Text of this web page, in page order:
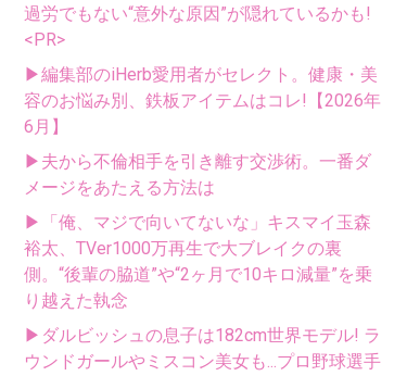
過労でもない“意外な原因”が隠れているかも!
<PR>
▶編集部のiHerb愛用者がセレクト。健康・美
容のお悩み別、鉄板アイテムはコレ!【2026年
6月】
▶夫から不倫相手を引き離す交渉術。一番ダ
メージをあたえる方法は
▶「俺、マジで向いてないな」キスマイ玉森
裕太、TVer1000万再生で大ブレイクの裏
側。“後輩の脇道”や“2ヶ月で10キロ減量”を乗
り越えた執念
▶ダルビッシュの息子は182cm世界モデル! ラ
ウンドガールやミスコン美女も...プロ野球選手